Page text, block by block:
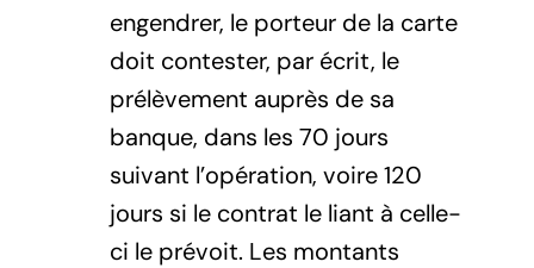
engendrer, le porteur de la carte
doit contester, par écrit, le
prélèvement auprès de sa
banque, dans les 70 jours
suivant l’opération, voire 120
jours si le contrat le liant à celle-
ci le prévoit. Les montants